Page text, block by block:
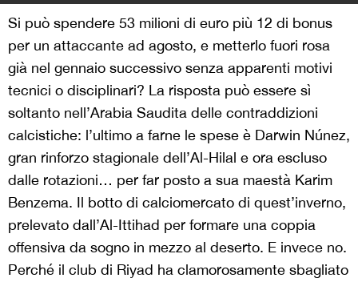
Si può spendere 53 milioni di euro più 12 di bonus
per un attaccante ad agosto, e metterlo fuori rosa
già nel gennaio successivo senza apparenti motivi
tecnici o disciplinari? La risposta può essere sì
soltanto nell’Arabia Saudita delle contraddizioni
calcistiche: l’ultimo a farne le spese è Darwin Núnez,
gran rinforzo stagionale dell’Al-Hilal e ora escluso
dalle rotazioni… per far posto a sua maestà Karim
Benzema. Il botto di calciomercato di quest’inverno,
prelevato dall’Al-Ittihad per formare una coppia
offensiva da sogno in mezzo al deserto. E invece no.
Perché il club di Riyad ha clamorosamente sbagliato